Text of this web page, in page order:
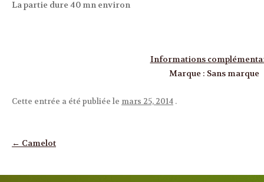
La partie dure 40 mn environ
Informations
Marque : Sans marque
Cette entrée a été publiée le mars 25, 2014 .
Navigation des articles
← Camelot